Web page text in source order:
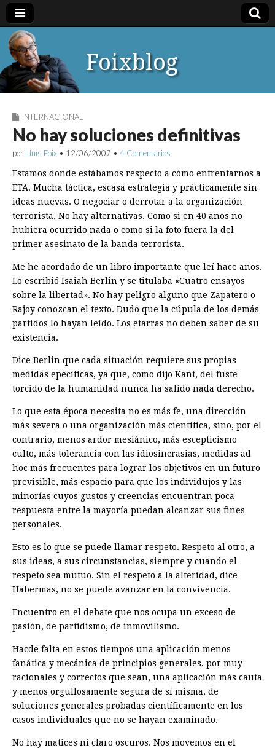
Foixblog
INTERNACIONAL
No hay soluciones definitivas
por Lluís Foix • 12/06/2007 • 4 Comentarios
Estamos donde estábamos respecto a cómo enfrentarnos a
ETA. Mucha táctica, escasa estrategia y prácticamente sin
ideas nuevas. O negociar o derrotar a la organización
terrorista. No hay alternativas. Como si en 40 años no
hubiera ocurrido nada o como si la foto fuera la del
primer asesinato de la banda terrorista.
Me he acordado de un libro importante que leí hace años.
Lo escribió Isaiah Berlin y se titulaba «Cuatro ensayos
sobre la libertad». No hay peligro alguno que Zapatero o
Rajoy conozcan el texto. Dudo que la cúpula de los demás
partidos lo hayan leído. Los etarras no deben saber de su
existencia.
Dice Berlin que cada situación requiere sus propias
medidas epecíficas, ya que, como dijo Kant, del fuste
torcido de la humanidad nunca ha salido nada derecho.
Lo que esta época necesita no es más fe, una dirección
más severa o una organización más científica, sino, por el
contrario, menos ardor mesiánico, más escepticismo
culto, más tolerancia con las idiosincrasias, medidas ad
hoc más frecuentes para lograr los objetivos en un futuro
previsible, más espacio para que los individujos y las
minorías cuyos gustos y creencias encuentran poca
respuesta entre la mayoría puedan alcanzar sus fines
personales.
Esto es lo que se puede llamar respeto. Respeto al otro, a
sus ideas, a sus circunstancias, siempre y cuando el
respeto sea mutuo. Sin el respeto a la alteridad, dice
Habermas, no se puede avanzar en la convivencia.
Encuentro en el debate que nos ocupa un exceso de
pasión, de partidismo, de inmovilismo.
Hacde falta en estos tiempos una aplicación menos
fanática y mecánica de principios generales, por muy
racionales y correctos que sean, una aplicación más cauta
y menos orgullosamente segura de sí misma, de
soluciones generales probadas científicamente en los
casos individuales que no se hayan examinado.
No hay matices ni claro oscuros. Nos movemos en el